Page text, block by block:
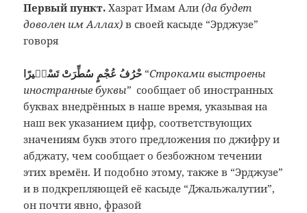
Первый пункт.Хазрат Имам Али(да будет
доволен им Аллах) в своей касыде “Эрджузе”
говоря
“Строками выстроены
иностранные буквы”сообщает об иностранных
буквах внедрённых в наше время, указывая на
наш век указанием цифр, соответствующих
значениям букв этого предложения по джифру и
абджату, чем сообщает о безбожном течении
этих времён. И подобно этому, также в “Эрджузе”
и в подкрепляющей её касыде “Джальжалутии”,
он почти явно, фразой